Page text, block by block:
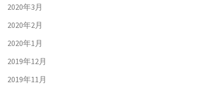
2020年3月
2020年2月
2020年1月
2019年12月
2019年11月